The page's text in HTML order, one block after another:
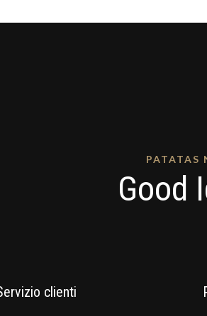
PATATAS
Good
clienti